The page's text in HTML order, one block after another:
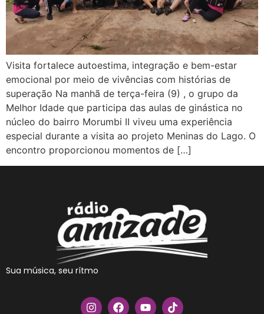
Visita fortalece autoestima, integração e bem-estar
emocional por meio de vivências com histórias de
superação Na manhã de terça-feira (9) , o grupo da
Melhor Idade que participa das aulas de ginástica no
núcleo do bairro Morumbi II viveu uma experiência
especial durante a visita ao projeto Meninas do Lago. O
encontro proporcionou momentos de […]
Sua música, seu rítmo